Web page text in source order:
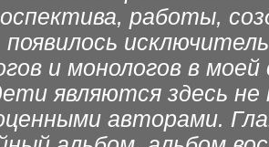
работы,
появилось
и монологов в
являются здесь не
авторами.